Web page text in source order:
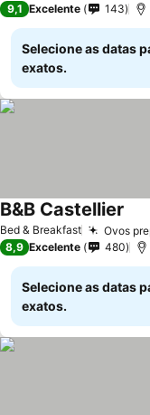
9,1 Excelente 143
Selecione as datas
exatos.
Bed & Breakfast Ovos
B&B Castellier
8,9 Excelente 480
Selecione as datas
exatos.